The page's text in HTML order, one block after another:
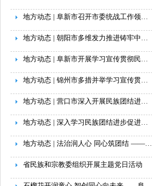
地方动态 | 阜新市召开市委统战工作领导小组专题会议暨争创全国民族团结...
地方动态 | 朝阳市多维发力推进铸牢中华民族共同体意识工作取得实效
地方动态 | 阜新市开展学习宣传贯彻民族团结进步促进法系列活动
地方动态 | 锦州市多措并举学习宣传贯彻民族团结进步促进法 铸牢中华民...
地方动态 | 营口市深入开展民族团结进步促进法 专题宣讲活动
地方动态 | 深入学习民族团结进步促进法 奏响沈阳民族团结进步主旋律
地方动态 | 法治润人心 同心筑团结 ——鞍山市全域推进民族团结进步促...
省民族和宗教委组织开展主题党日活动